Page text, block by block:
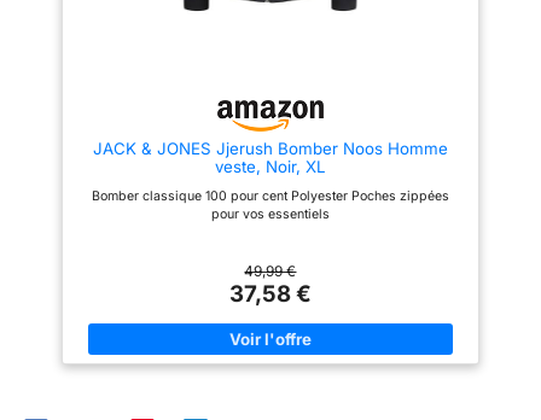
JACK & JONES Jjerush Bomber Noos Homme
veste, Noir, XL
Bomber classique 100 pour cent Polyester Poches zippées
pour vos essentiels
49,99 €
37,58 €